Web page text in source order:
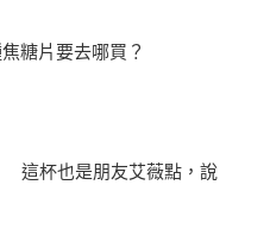
糖片要去哪買？
這杯也是朋友艾薇點，說